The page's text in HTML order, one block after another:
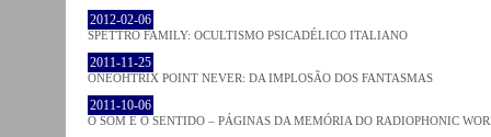
2012-02-06
SPETTRO FAMILY: OCULTISMO PSICADÉLICO ITALIANO
2011-11-25
ONEOHTRIX POINT NEVER: DA IMPLOSÃO DOS FANTASMAS
2011-10-06
O SOM E O SENTIDO – PÁGINAS DA MEMÓRIA DO RADIOPHONIC